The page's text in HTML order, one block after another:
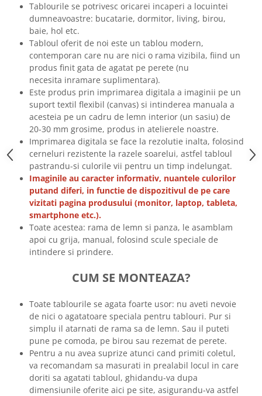
Tricouri offroad
Tricouri biciclisti
Tricouri biciclisti
Tricouri biciclisti MTB
Tricouri biciclisti BMX
Tricouri biciclisti downhill
Tricouri skateboard
Tricouri sport/fitness
Tricouri fitness/sala de forta
Tricouri yoga
Tablourile se potrivesc oricarei incaperi a locuintei
dumneavoastre: bucatarie, dormitor, living, birou,
baie, hol etc.
Tabloul oferit de noi este un tablou modern,
contemporan care nu are nici o rama vizibila, fiind un
produs finit gata de agatat pe perete (nu
necesita inramare suplimentara).
Este produs prin imprimarea digitala a imaginii pe un
suport textil flexibil (canvas) si intinderea manuala a
acesteia pe un cadru de lemn interior (un sasiu) de
20-30 mm grosime, produs in atelierele noastre.
Imprimarea digitala se face la rezolutie inalta, folosind
cerneluri rezistente la razele soarelui, astfel tabloul
pastrandu-si culorile vii pentru un timp indelungat.
Imaginile au caracter informativ, nuantele culorilor
putand diferi, in functie de dispozitivul de pe care
vizitati pagina produsului (monitor, laptop, tableta,
smartphone etc.).
Toate acestea: rama de lemn si panza, le asamblam
apoi cu grija, manual, folosind scule speciale de
intindere si prindere.
CUM SE MONTEAZA?
Toate tablourile se agata foarte usor: nu aveti nevoie
de nici o agatatoare speciala pentru tablouri. Pur si
simplu il atarnati de rama sa de lemn. Sau il puteti
pune pe comoda, pe birou sau rezemat de perete.
Pentru a nu avea suprize atunci cand primiti coletul,
va recomandam sa masurati in prealabil locul in care
doriti sa agatati tabloul, ghidandu-va dupa
dimensiunile oferite aici pe site, asigurandu-va astfel